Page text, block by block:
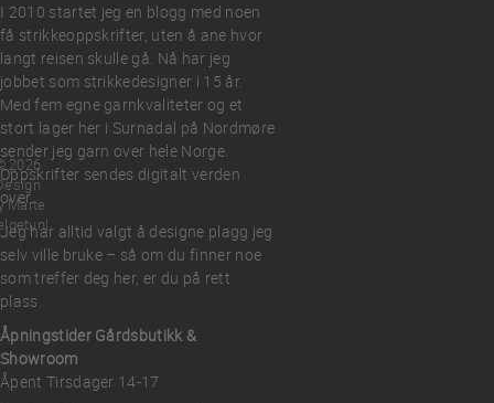
I 2010 startet jeg en blogg med noen
få strikkeoppskrifter, uten å ane hvor
langt reisen skulle gå. Nå har jeg
jobbet som strikkedesigner i 15 år.
Med fem egne garnkvaliteter og et
stort lager her i Surnadal på Nordmøre
sender jeg garn over hele Norge.
Oppskrifter sendes digitalt verden
over.
Jeg har alltid valgt å designe plagg jeg
selv ville bruke – så om du finner noe
som treffer deg her, er du på rett
plass.
Åpningstider Gårdsbutikk &
Showroom
Åpent Tirsdager 14-17
2026
Marte